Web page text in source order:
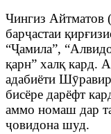
Чингиз Айтматов
барҷастаи
“Ҷамила”,
қарн” халқ кард.
адабиёти
бисёре дарёфт
аммо номаш дар
ҷовидона шуд.